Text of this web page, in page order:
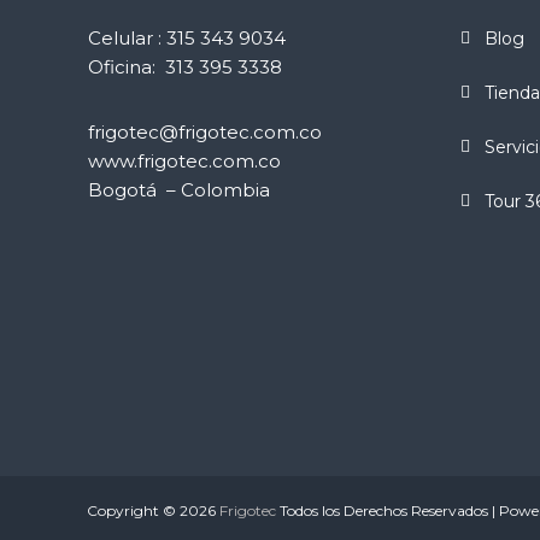
Celular : 315 343 9034
Oficina: 313 395 3338
frigotec@frigotec.com.co
www.frigotec.com.co
Bogotá – Colombia
Blog
Tour
Copyright © 2026 Frigotec Todos los Derechos Reservados |